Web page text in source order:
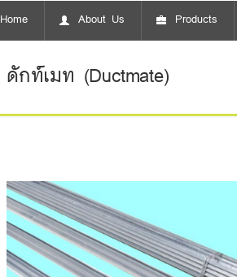
Home About Us Products
ดักท์เมท (Ductmate)